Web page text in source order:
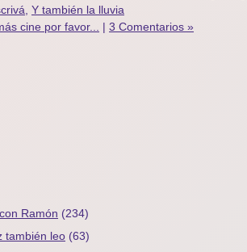
Y también la lluvia
cine por favor... | 3 Comentarios »
Ramón (234)
también leo (63)